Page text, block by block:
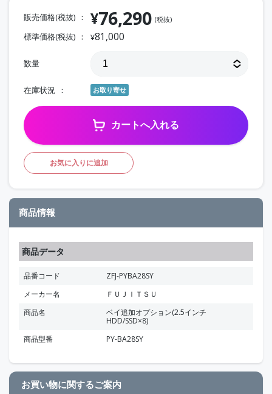
販売価格(税抜) ¥76,290 (税抜)
標準価格(税抜) ¥81,000
数量
在庫状況 お取り寄せ
カートへ入れる
お気に入りに追加
商品情報
商品データ
品番コード
ZFJ-PYBA28SY
メーカー名
ＦＵＪＩＴＳＵ
商品名
ベイ追加オプション(2.5インチ
HDD/SSD×8)
商品型番
PY-BA28SY
お買い物に関するご案内